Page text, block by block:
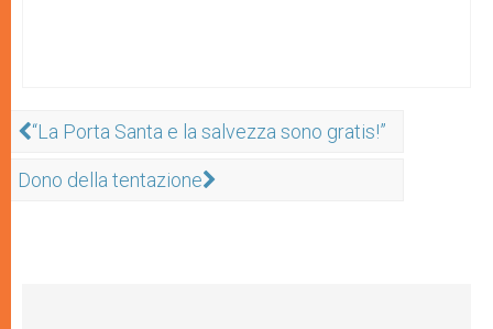
“La Porta Santa e la salvezza sono gratis!”
Dono della tentazione